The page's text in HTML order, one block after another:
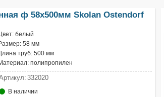
ф 58х500мм Skolan Ostendorf
белый
58 мм
труб: 500 мм
полипропилен
332020
В наличии